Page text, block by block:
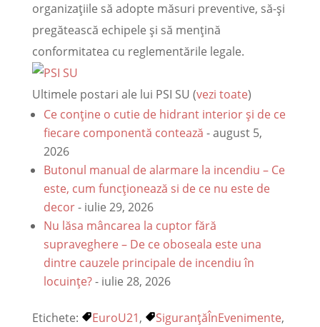
organizațiile să adopte măsuri preventive, să-și
pregătească echipele și să mențină
conformitatea cu reglementările legale.
Ultimele postari ale lui PSI SU (vezi toate)
Ce conține o cutie de hidrant interior și de ce
fiecare componentă contează - august 5,
2026
Butonul manual de alarmare la incendiu – Ce
este, cum funcționează si de ce nu este de
decor- iulie 29, 2026
Nu lăsa mâncarea la cuptor fără
supraveghere – De ce oboseala este una
dintre cauzele principale de incendiu în
locuințe?- iulie 28, 2026
Etichete: EuroU21, SiguranțăÎnEvenimente,